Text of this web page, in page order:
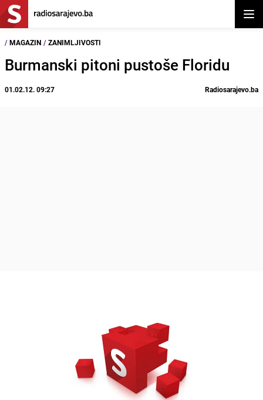
/ MAGAZIN / ZANIMLJIVOSTI
Burmanski pitoni pustoše Floridu
01.02.12. 09:27 Radiosarajevo.ba